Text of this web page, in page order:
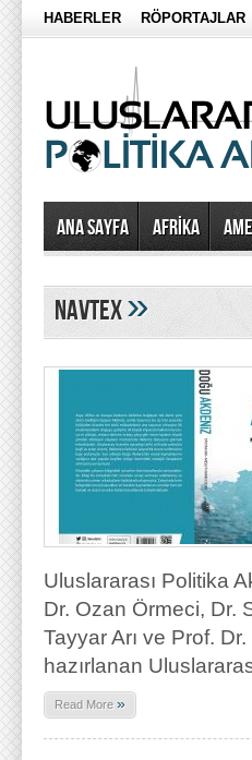
HABERLER RÖPORTAJLAR
Ana Sayfa AFRİKA
NAVTEX»
Uluslararası Politika
Dr. Ozan Örmeci, Dr.
Tayyar Arı ve Prof.
hazırlanan
Read More »